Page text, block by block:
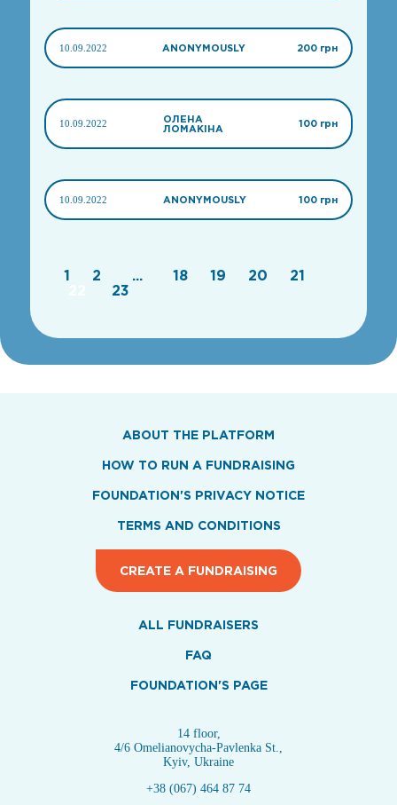
10.09.2022 ANONYMOUSLY 200 грн
10.09.2022
ОЛЕНА
ЛОМАКІНА
100 грн
10.09.2022 ANONYMOUSLY 100 грн
1 2 ... 18 19 20
21
23
ABOUT THE PLATFORM
HOW TO RUN A FUNDRAISING
FOUNDATION'S PRIVACY NOTICE
TERMS AND CONDITIONS
CREATE A FUNDRAISING
ALL FUNDRAISERS
FAQ
FOUNDATION'S PAGE
14 floor,
4/6 Omelianovycha-Pavlenka St.,
Kyiv, Ukraine
+38 (067) 464 87 74